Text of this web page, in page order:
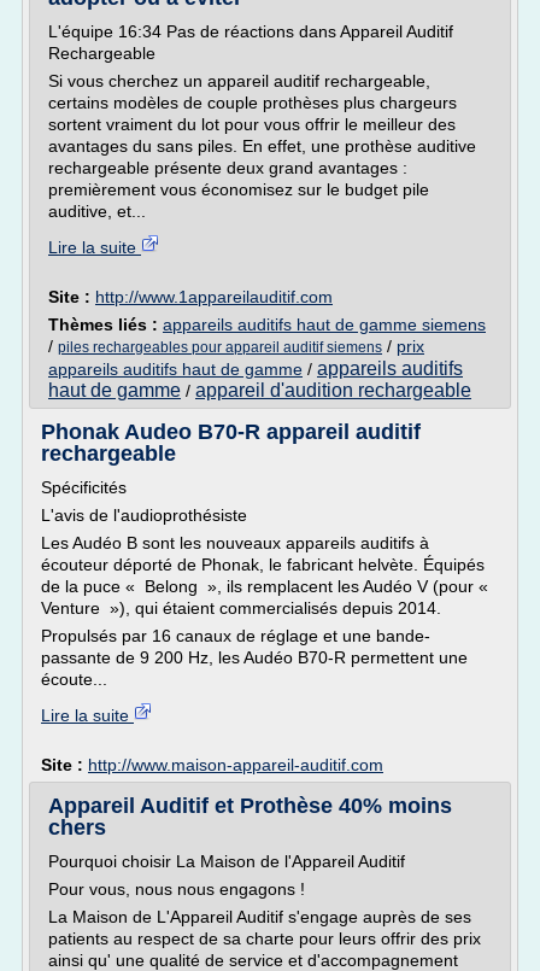
L'équipe 16:34 Pas de réactions dans Appareil Auditif
Rechargeable
Si vous cherchez un appareil auditif rechargeable,
certains modèles de couple prothèses plus chargeurs
sortent vraiment du lot pour vous offrir le meilleur des
avantages du sans piles. En effet, une prothèse auditive
rechargeable présente deux grand avantages :
premièrement vous économisez sur le budget pile
auditive, et...
Lire la suite
Site : http://www.1appareilauditif.com
Thèmes liés : appareils auditifs haut de gamme siemens
/ piles rechargeables pour appareil auditif siemens / prix
appareils auditifs haut de gamme / appareils auditifs
haut de gamme / appareil d'audition rechargeable
Phonak Audeo B70-R appareil auditif
rechargeable
Spécificités
L'avis de l'audioprothésiste
Les Audéo B sont les nouveaux appareils auditifs à
écouteur déporté de Phonak, le fabricant helvète. Équipés
de la puce « Belong », ils remplacent les Audéo V (pour «
Venture »), qui étaient commercialisés depuis 2014.
Propulsés par 16 canaux de réglage et une bande-
passante de 9 200 Hz, les Audéo B70-R permettent une
écoute...
Lire la suite
Site : http://www.maison-appareil-auditif.com
Appareil Auditif et Prothèse 40% moins
chers
Pourquoi choisir La Maison de l'Appareil Auditif
Pour vous, nous nous engagons !
La Maison de L'Appareil Auditif s'engage auprès de ses
patients au respect de sa charte pour leurs offrir des prix
ainsi qu' une qualité de service et d'accompagnement